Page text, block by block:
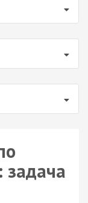
задача